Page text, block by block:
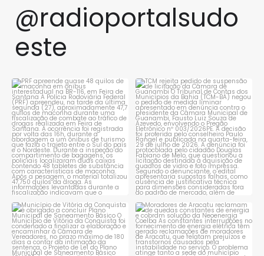
@radioportalsudo
este
PRF apreende quase 48 quilos
de maconha em ônibus...
1 0
TCM rejeita pedido de
suspensão de licitação da...
1 0
Município de Vitória da
Conquista é obrigado a...
1 0
Moradores de Aracatu
reclamam de quedas
constantes ...
1 0